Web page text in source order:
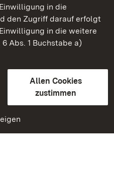
in die
den Zugriff darauf erfolgt
in die weitere
Abs. 1 Buchstabe a)
Allen Cookies
zustimmen
Baden-Württemberg